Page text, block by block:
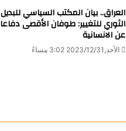
العراق.. بيان المكتب السياسي للبديل
الثوري للتغيير: طوفان الأقصى دفاعا
عن الانسانية
الأحد,2023/12/31 3:02 مساءً